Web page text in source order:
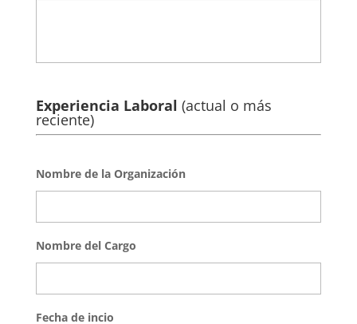
Experiencia Laboral (actual o más
reciente)
Nombre de la Organización
Nombre del Cargo
Fecha de incio